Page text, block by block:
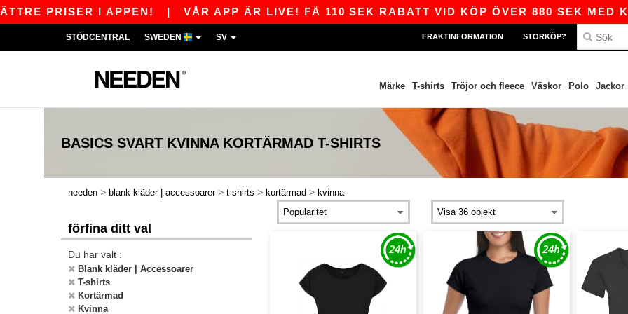
PRISER I APPEN!| VÅR APP ÄR LIVE! FÅ 110 SEK RABATT VID KÖP ÖVER 880 SEK MED
STÖDCENTRAL SWEDEN SV FRAKTINFORMATION STORKÖP?
Märke T-shirts Tröjor och fleece Väskor Polo Jackor
BASICS SVART KVINNA KORTÄRMAD T-SHIRTS
needen > blank kläder | accessoarer > t-shirts > kortärmad > kvinna
förfina ditt val
Du har valt :
Blank kläder | Accessoarer
T-shirts
Kortärmad
Kvinna